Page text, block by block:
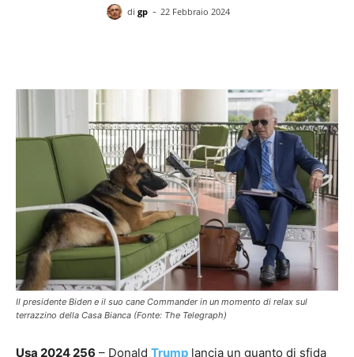
di gp - 22 Febbraio 2024
Il presidente Biden e il suo cane Commander in un momento di relax sul
terrazzino della Casa Bianca (Fonte: The Telegraph)
Usa 2024 256 – Donald Trump lancia un guanto di sfida